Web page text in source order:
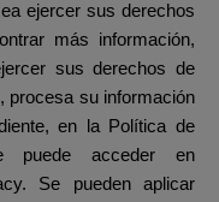
ejercer sus derechos
más información,
sus derechos de
procesa su información
en la Política de
acceder en
Se pueden aplicar